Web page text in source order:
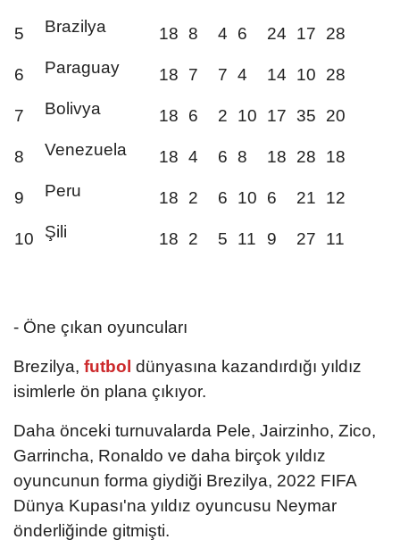
5 Brazilya 18 8 4 6 24 17 28
6 Paraguay 18 7 7 4 14 10 28
7 Bolivya 18 6 2 10 17 35 20
8 Venezuela 18 4 6 8 18 28 18
9 Peru 18 2 6 10 6 21 12
10 Şili 18 2 5 11 9 27 11
- Öne çıkan oyuncuları
Brezilya, futbol dünyasına kazandırdığı yıldız
isimlerle ön plana çıkıyor.
Daha önceki turnuvalarda Pele, Jairzinho, Zico,
Garrincha, Ronaldo ve daha birçok yıldız
oyuncunun forma giydiği Brezilya, 2022 FIFA
Dünya Kupası'na yıldız oyuncusu Neymar
önderliğinde gitmişti.